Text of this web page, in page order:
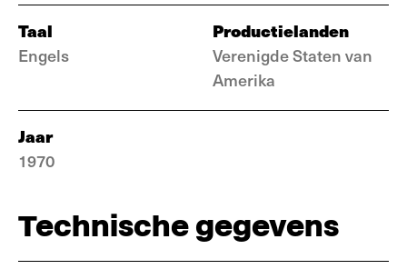
Taal
Engels
Productielanden
Verenigde Staten van
Amerika
Jaar
1970
Technische gegevens